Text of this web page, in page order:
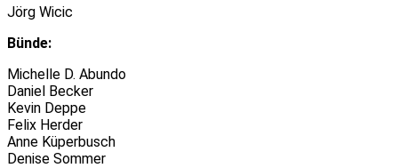
Jörg Wicic
Bünde:
Michelle D. Abundo
Daniel Becker
Kevin Deppe
Felix Herder
Anne Küperbusch
Denise Sommer